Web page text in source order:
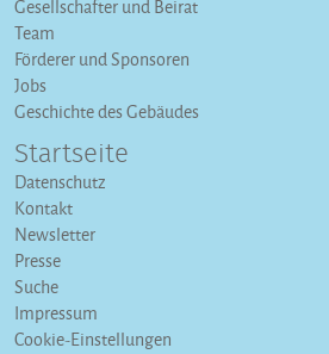
Gesellschafter und Beirat
Team
Förderer und Sponsoren
Jobs
Geschichte des Gebäudes
Startseite
Datenschutz
Kontakt
Newsletter
Presse
Suche
Impressum
Cookie-Einstellungen